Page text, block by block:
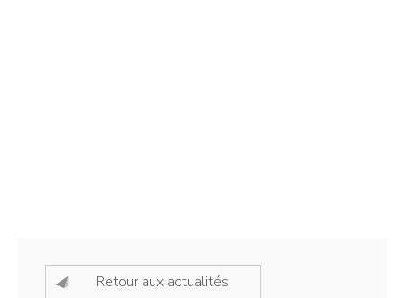
Retour aux actualités